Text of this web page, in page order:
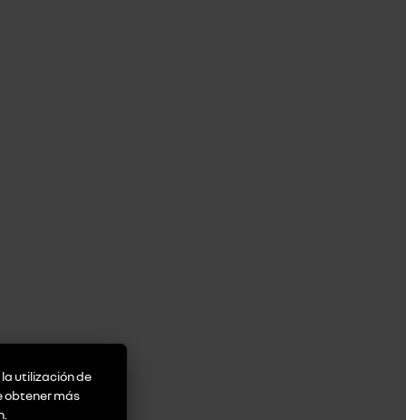
utilización de
obtener más